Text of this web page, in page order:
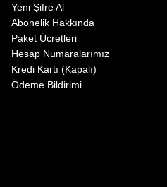
Yeni Şifre Al
Abonelik Hakkında
Paket Ücretleri
Hesap Numaralarımız
Kredi Kartı (Kapalı)
Ödeme Bildirimi